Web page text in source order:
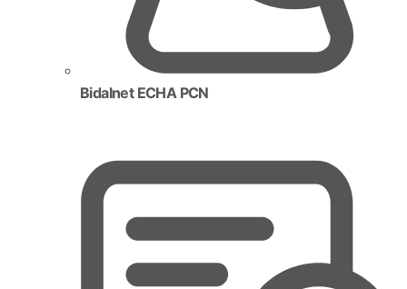
Bidalnet ECHA PCN